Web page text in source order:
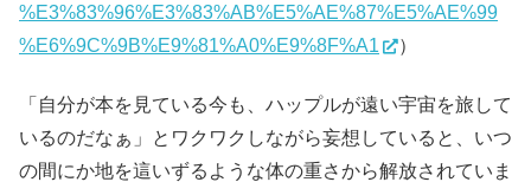
%E3%83%96%E3%83%AB%E5%AE%87%E5%AE%99
%E6%9C%9B%E9%81%A0%E9%8F%A1
）
「自分が本を見ている今も、ハップルが遠い宇宙を旅して
いるのだなぁ」とワクワクしながら妄想していると、いつ
の間にか地を這いずるような体の重さから解放されていま